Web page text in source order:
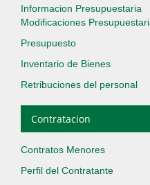
Informacion Presupuestaria
Modificaciones
Presupuesto
Inventario de Bienes
Retribuciones del personal
Contratacion
Contratos Menores
Perfil del Contratante